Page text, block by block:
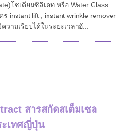
โซเดียมซิลิเคท หรือ Water Glass
instant lift , instant wrinkle remover
วามเรียบได้ในระยะเวลาอั...
สารสกัดสเต็มเซล
ะเทศญี่ปุ่น